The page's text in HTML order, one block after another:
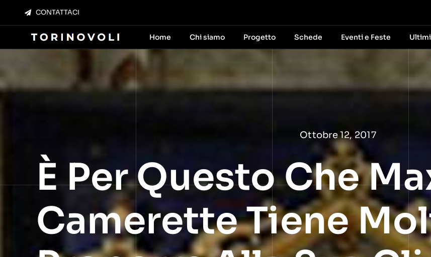
contenuto
CONTATTACI
Home Chi siamo Progetto Schede Eventi e Feste
Ottobre 12, 2017
È Per Questo Che
Camerette Tiene